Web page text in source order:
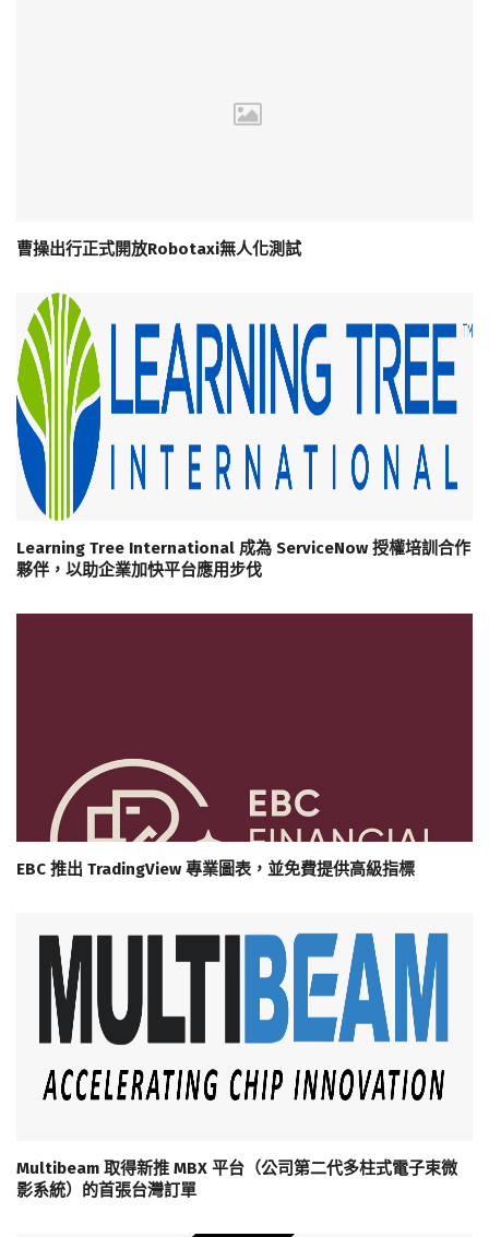
曹操出行正式開放Robotaxi無人化測試
Learning Tree International 成為 ServiceNow 授權培訓合作
夥伴，以助企業加快平台應用步伐
EBC 推出 TradingView 專業圖表，並免費提供高級指標
Multibeam 取得新推 MBX 平台（公司第二代多柱式電子束微
影系統）的首張台灣訂單